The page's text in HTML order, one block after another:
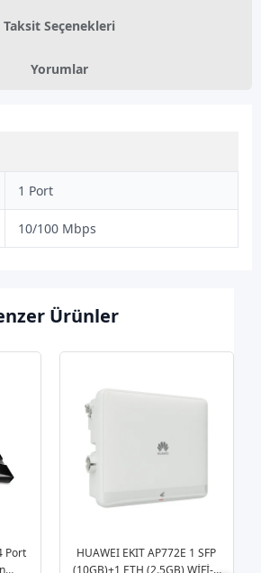
Taksit Seçenekleri
Yorumlar
1 Port
10/100 Mbps
Ürünler
Port
HUAWEI EKIT AP772E 1 SFP
(10GB)+1 ETH (2.5GB) WİFİ-7